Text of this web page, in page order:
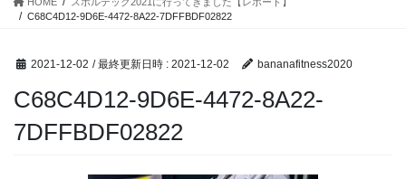
C68C4D12-9D6E-4472-8A22-7DFFBDF02822
2021-12-02 / 最終更新日時 : 2021-12-02 bananafitness2020
C68C4D12-9D6E-4472-8A22-
7DFFBDF02822